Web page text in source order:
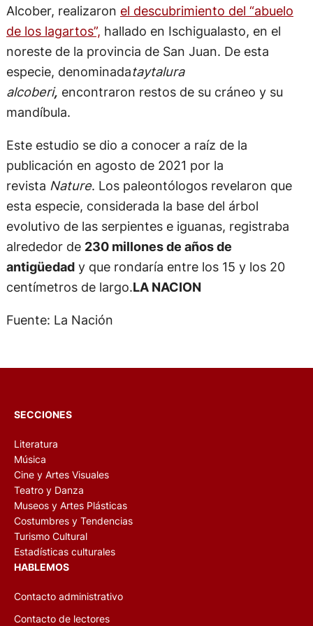
Alcober, realizaron el descubrimiento del “abuelo
de los lagartos”, hallado en Ischigualasto, en el
noreste de la provincia de San Juan. De esta
especie, denominadataytalura
alcoberi, encontraron restos de su cráneo y su
mandíbula.
Este estudio se dio a conocer a raíz de la
publicación en agosto de 2021 por la
revista Nature. Los paleontólogos revelaron que
esta especie, considerada la base del árbol
evolutivo de las serpientes e iguanas, registraba
alrededor de 230 millones de años de
antigüedady que rondaría entre los 15 y los 20
centímetros de largo.LA NACION
Fuente: La Nación
SECCIONES
Literatura
Música
Cine y Artes Visuales
Teatro y Danza
Museos y Artes Plásticas
Costumbres y Tendencias
Turismo Cultural
Estadísticas culturales
HABLEMOS
Contacto administrativo
Contacto de lectores